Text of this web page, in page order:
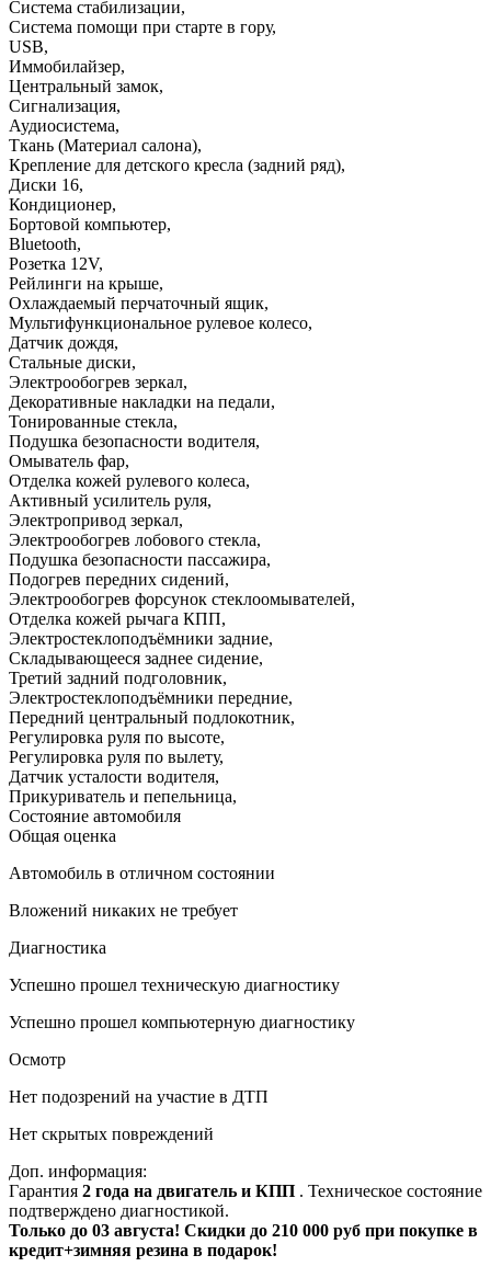
Система стабилизации,
Система помощи при старте в гору,
USB,
Иммобилайзер,
Центральный замок,
Сигнализация,
Аудиосистема,
Ткань (Материал салона),
Крепление для детского кресла (задний ряд),
Диски 16,
Кондиционер,
Бортовой компьютер,
Bluetooth,
Розетка 12V,
Рейлинги на крыше,
Охлаждаемый перчаточный ящик,
Мультифункциональное рулевое колесо,
Датчик дождя,
Стальные диски,
Электрообогрев зеркал,
Декоративные накладки на педали,
Тонированные стекла,
Подушка безопасности водителя,
Омыватель фар,
Отделка кожей рулевого колеса,
Активный усилитель руля,
Электропривод зеркал,
Электрообогрев лобового стекла,
Подушка безопасности пассажира,
Подогрев передних сидений,
Электрообогрев форсунок стеклоомывателей,
Отделка кожей рычага КПП,
Электростеклоподъёмники задние,
Складывающееся заднее сидение,
Третий задний подголовник,
Электростеклоподъёмники передние,
Передний центральный подлокотник,
Регулировка руля по высоте,
Регулировка руля по вылету,
Датчик усталости водителя,
Прикуриватель и пепельница,
Состояние автомобиля
Общая оценка
Автомобиль в отличном состоянии
Вложений никаких не требует
Диагностика
Успешно прошел техническую диагностику
Успешно прошел компьютерную диагностику
Осмотр
Нет подозрений на участие в ДТП
Нет скрытых повреждений
Доп. информация:
Гарантия 2 года на двигатель и КПП . Техническое состояние
подтверждено диагностикой.
Только до 03 августа! Скидки до 210 000 руб при покупке в
кредит+зимняя резина в подарок!